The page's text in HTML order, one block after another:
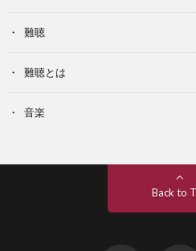
難聴
難聴とは
音楽
Back to